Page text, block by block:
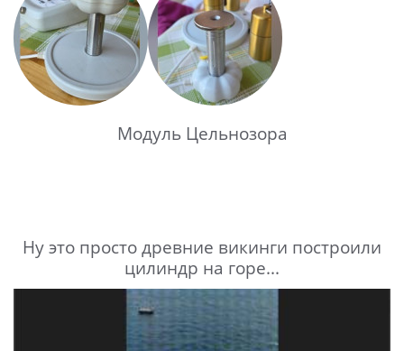
Модуль Цельнозора
Ну это просто древние викинги построили
цилиндр на горе...